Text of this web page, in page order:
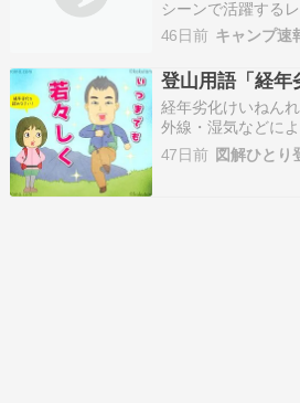
シーンで活躍する
ル レインダンサー
中には、「性能は
ームクルーザーと
ちの方も多いので
46日前 キャンプ速
登山用語「経年
経年劣化けいねん
外線・湿気などに
する現象。 関連用
紫外線・摩擦・湿
47日前 図解ひとり